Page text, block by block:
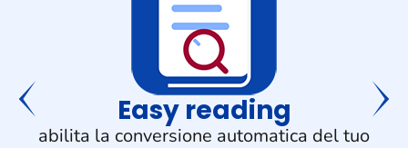
Easy reading
abilita la conversione automatica del tuo